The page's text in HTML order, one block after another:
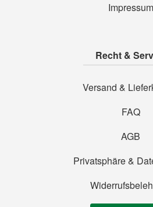
Impressum
Recht &
Versand &
FAQ
AGB
Privatsphäre &